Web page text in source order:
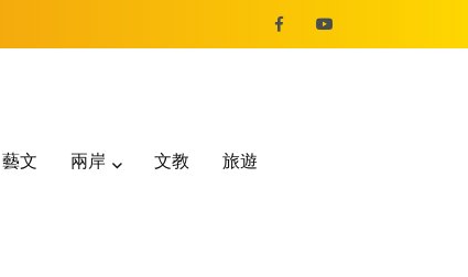
藝文 兩岸 文教 旅遊